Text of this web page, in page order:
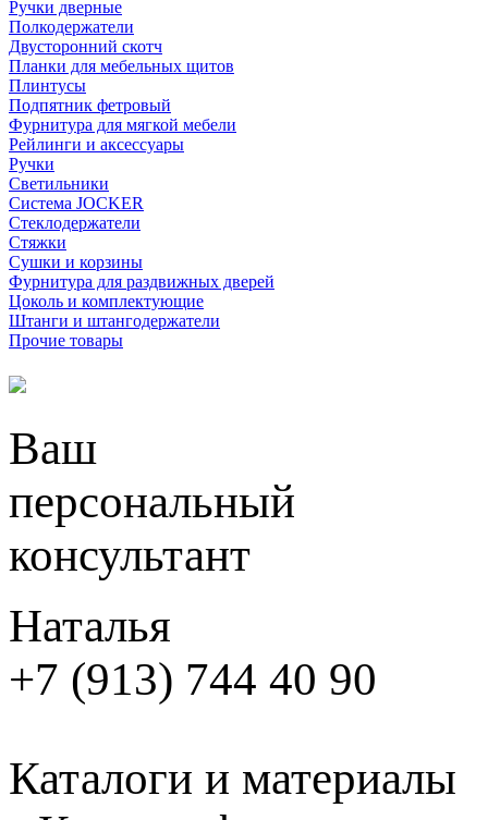
Ручки дверные
Полкодержатели
Двусторонний скотч
Планки для мебельных щитов
Плинтусы
Подпятник фетровый
Фурнитура для мягкой мебели
Рейлинги и аксессуары
Ручки
Светильники
Система JOCKER
Стеклодержатели
Стяжки
Сушки и корзины
Фурнитура для раздвижных дверей
Цоколь и комплектующие
Штанги и штангодержатели
Прочие товары
Ваш
персональный
консультант
Наталья
+7 (913) 744 40 90
Каталоги и материалы